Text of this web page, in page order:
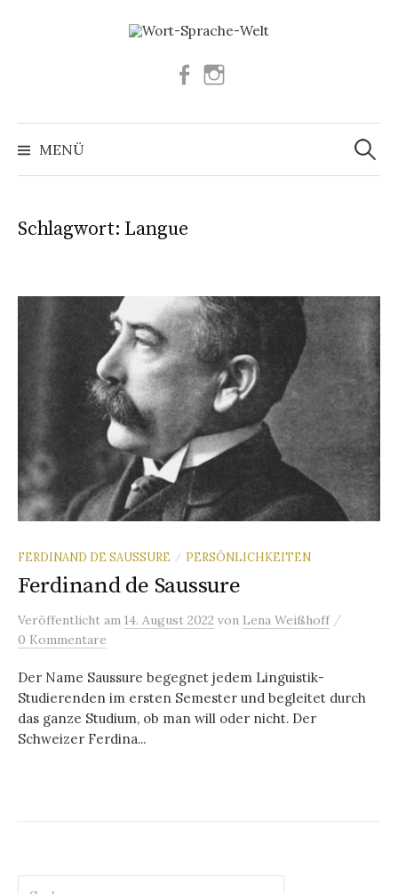
Facebook
MENÜ
Suchen
nach:
Schlagwort: Langue
FERDINAND DE SAUSSURE / PERSÖNLICHKEITEN
Ferdinand de Saussure
Veröffentlicht am 14. August 2022 von Lena Weißhoff /
0 Kommentare
Der Name Saussure begegnet jedem Linguistik-
Studierenden im ersten Semester und begleitet durch
das ganze Studium, ob man will oder nicht. Der
Schweizer Ferdina...